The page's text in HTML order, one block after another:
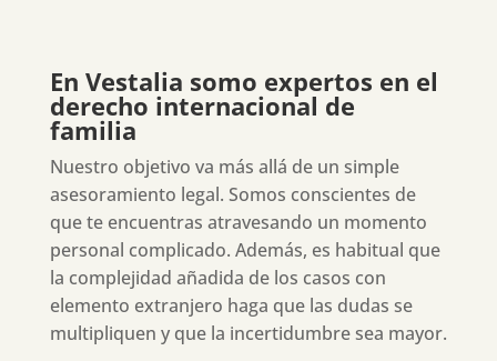
En Vestalia somo expertos en el
derecho internacional de
familia
Nuestro objetivo va más allá de un simple
asesoramiento legal. Somos conscientes de
que te encuentras atravesando un momento
personal complicado. Además, es habitual que
la complejidad añadida de los casos con
elemento extranjero haga que las dudas se
multipliquen y que la incertidumbre sea mayor.